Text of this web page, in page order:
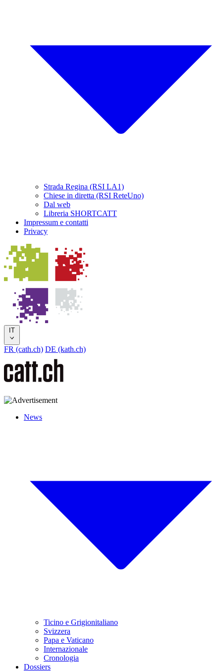
Strada Regina (RSI LA1)
Chiese in diretta (RSI ReteUno)
Dal web
Libreria SHORTCATT
Impressum e contatti
Privacy
IT
FR (cath.ch) DE (kath.ch)
News
Ticino e Grigionitaliano
Svizzera
Papa e Vaticano
Internazionale
Cronologia
Dossiers